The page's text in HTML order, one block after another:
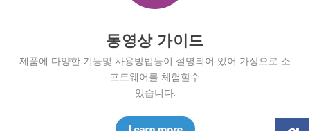
동영상 가이드
제품에 다양한 기능및 사용방법등이 설명되어 있어 가상으로 소
프트웨어를 체험할수
있습니다.